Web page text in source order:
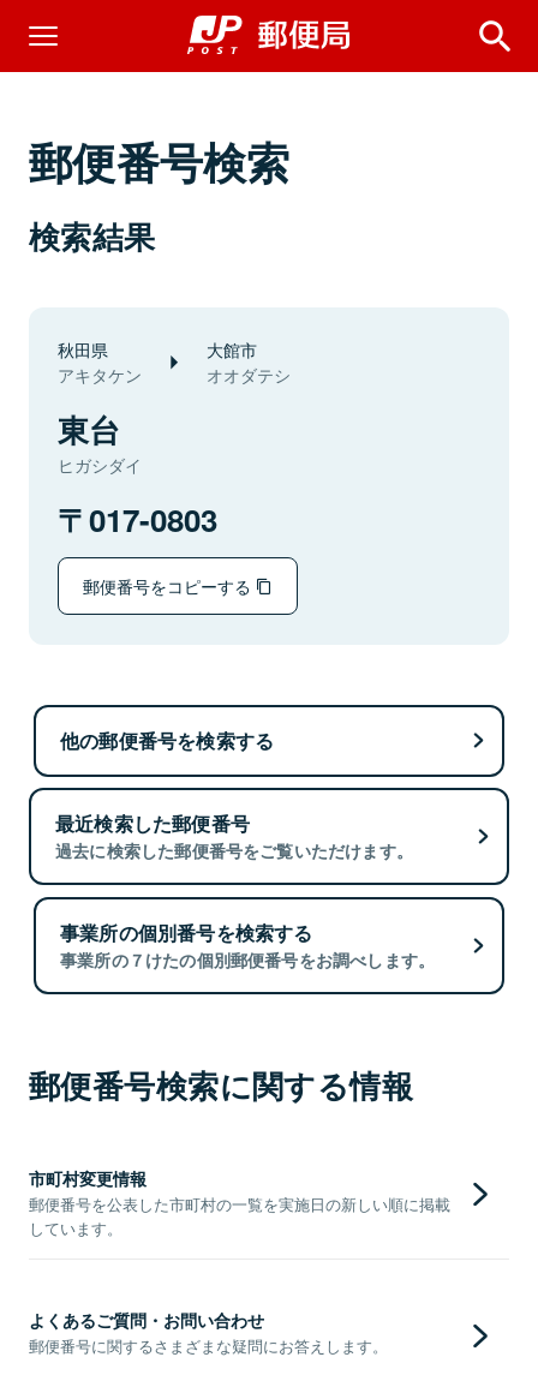
郵便番号検索
検索結果
秋田県
アキタケン
大館市
オオダテシ
東台
ヒガシダイ
017-0803
郵便番号をコピーする
他の郵便番号を検索する
最近検索した郵便番号
過去に検索した郵便番号をご覧いただけます。
事業所の個別番号を検索する
事業所の７けたの個別郵便番号をお調べします。
郵便番号検索に関する情報
市町村変更情報
郵便番号を公表した市町村の一覧を実施日の新しい順に掲載
しています。
よくあるご質問・お問い合わせ
郵便番号に関するさまざまな疑問にお答えします。